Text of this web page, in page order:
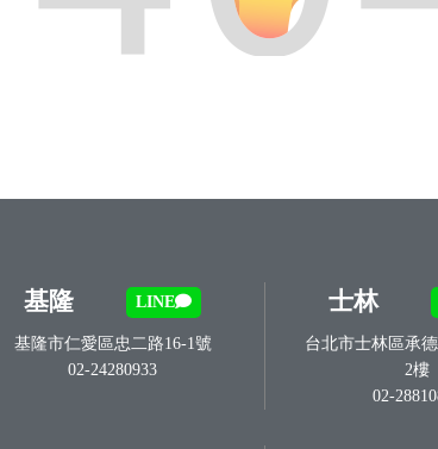
基隆 LINE
基隆市仁愛區忠二路16-1號
02-24280933
士林
台北市士林區承
2樓
02-